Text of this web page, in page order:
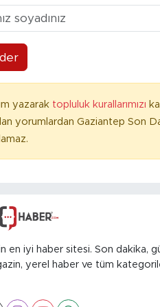
yazarak topluluk kurallarımızı
yorumlardan Gaziantep Son
en iyi haber sitesi. Son dakika,
yerel haber ve tüm